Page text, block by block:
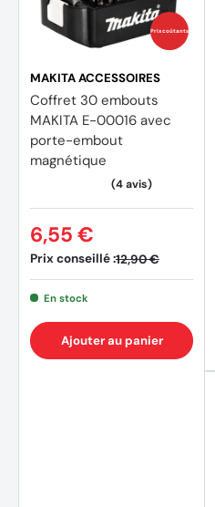
Prix coûtants
MAKITA ACCESSOIRES
Coffret 30 embouts
MAKITA E-00016 avec
porte-embout
magnétique
Prix conseillé :12,90 €
6,55 €
En stock
Ajouter au panier